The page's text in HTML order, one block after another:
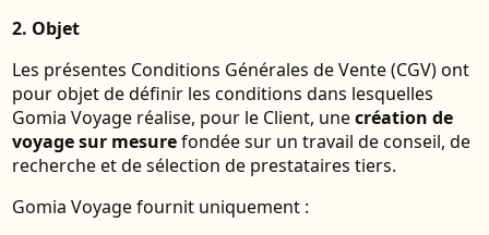
2. Objet
Les présentes Conditions Générales de Vente (CGV) ont
pour objet de définir les conditions dans lesquelles
Gomia Voyage réalise, pour le Client, unecréation de
voyage sur mesurefondée sur un travail de conseil, de
recherche et de sélection de prestataires tiers.
Gomia Voyage fournit uniquement :